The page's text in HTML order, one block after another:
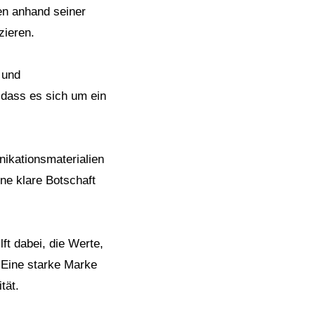
anhand seiner
es sich um ein
klare Botschaft
dabei, die Werte,
starke Marke